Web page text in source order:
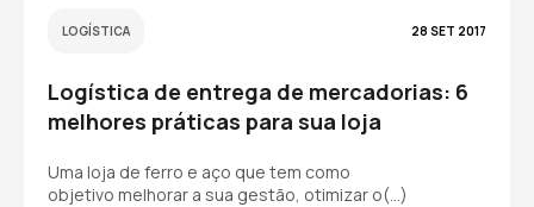
LOGÍSTICA 28 SET 2017
Logística de entrega de mercadorias: 6
melhores práticas para sua loja
Uma loja de ferro e aço que tem como
objetivo melhorar a sua gestão, otimizar o(…)